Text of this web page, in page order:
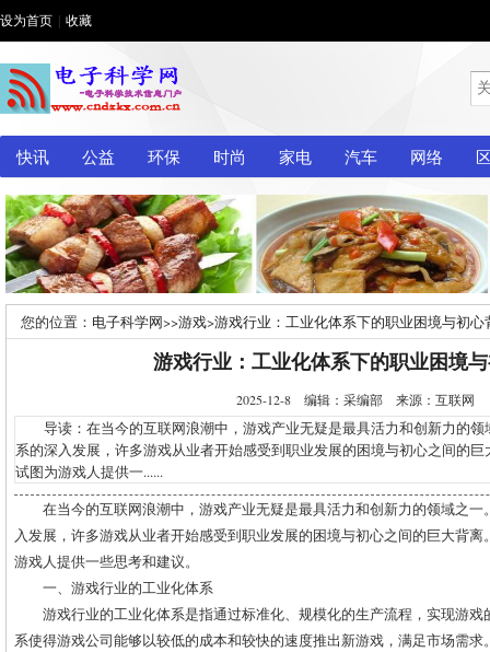
设为首页 收藏
快讯 公益 环保 时尚 家电 汽车 网络
您的位置： 电子科学网>>游戏>游戏行业：工业化体系下的职业困境与初心
游戏行业：工业化体系下的职业困境
2025-12-8 编辑：采编部 来源：互联网
导读：在当今的互联网浪潮中，游戏产业无疑是最具活力和创新力的领
系的深入发展，许多游戏从业者开始感受到职业发展的困境与初心之间的
试图为游戏人提供一......
在当今的互联网浪潮中，游戏产业无疑是最具活力和创新力的领域之
入发展，许多游戏从业者开始感受到职业发展的困境与初心之间的巨大背
游戏人提供一些思考和建议。
一、游戏行业的工业化体系
游戏行业的工业化体系是指通过标准化、规模化的生产流程，实现游
系使得游戏公司能够以较低的成本和较快的速度推出新游戏，满足市场需